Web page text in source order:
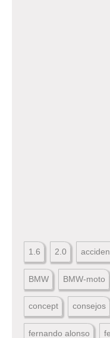
1.6 2.0
BMW BMW-moto
concept consejos
fernando alonso